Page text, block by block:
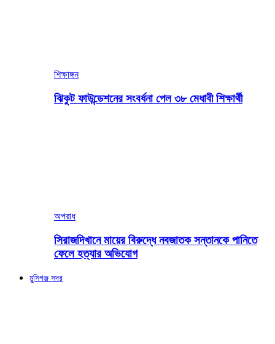
শিক্ষাঙ্গন
ঝিকুট ফাউন্ডেশনের সংবর্ধনা পেল ৩৮ মেধাবী শিক্ষার্থী
অপরাধ
সিরাজদিখানে মায়ের বিরুদ্ধে নবজাতক সন্তানকে পানিতে
ফেলে হত্যার অভিযোগ
মুন্সিগঞ্জ সদর